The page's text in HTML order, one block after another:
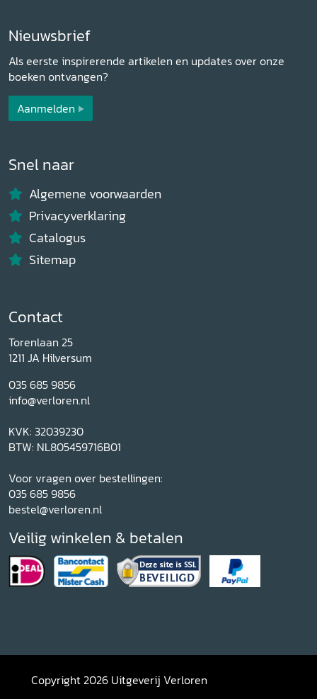
Nieuwsbrief
Als eerste inspirerende artikelen en updates over onze
boeken ontvangen?
Aanmelden
Snel naar
Algemene voorwaarden
Privacyverklaring
Catalogus
Sitemap
Contact
Torenlaan 25
1211 JA Hilversum
035 685 9856
info@verloren.nl
KVK: 32039230
BTW: NL805459716B01
Voor vragen over bestellingen:
035 685 9856
bestel@verloren.nl
Veilig winkelen & betalen
Copyright 2026 Uitgeverij Verloren